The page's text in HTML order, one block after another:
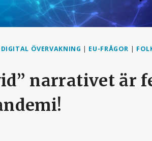
DIGITAL ÖVERVAKNING | EU-FRÅGOR |
narrativet är